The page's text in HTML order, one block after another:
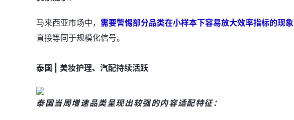
马来西亚市场中， 需要警惕部分品类在小样本下容易放大效率指标的现象
直接等同于规模化信号。
泰国 | 美妆护理、汽配持续活跃
泰国当周增速品类呈现出较强的内容适配特征：